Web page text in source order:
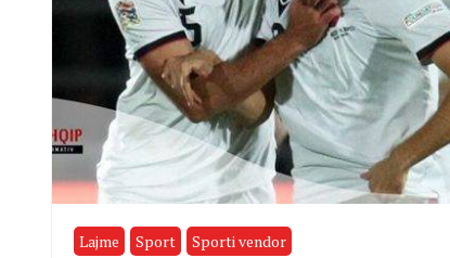
Lajme Sport Sporti vendor